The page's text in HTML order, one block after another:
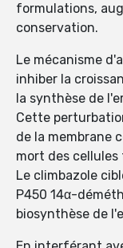
formulations,
conservation.
Le mécanisme
inhiber la
la synthèse de
Cette
de la membrane
mort des
Le climbazole
P450 14α-
biosynthèse de